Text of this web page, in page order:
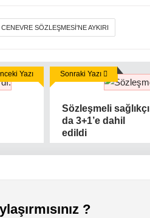
SÖZLEŞMESI'NE AYKIRI
Yazı
Sözleşmeli sağlıkçı
da 3+1’e dahil
edildi
Sonraki Yazı
?